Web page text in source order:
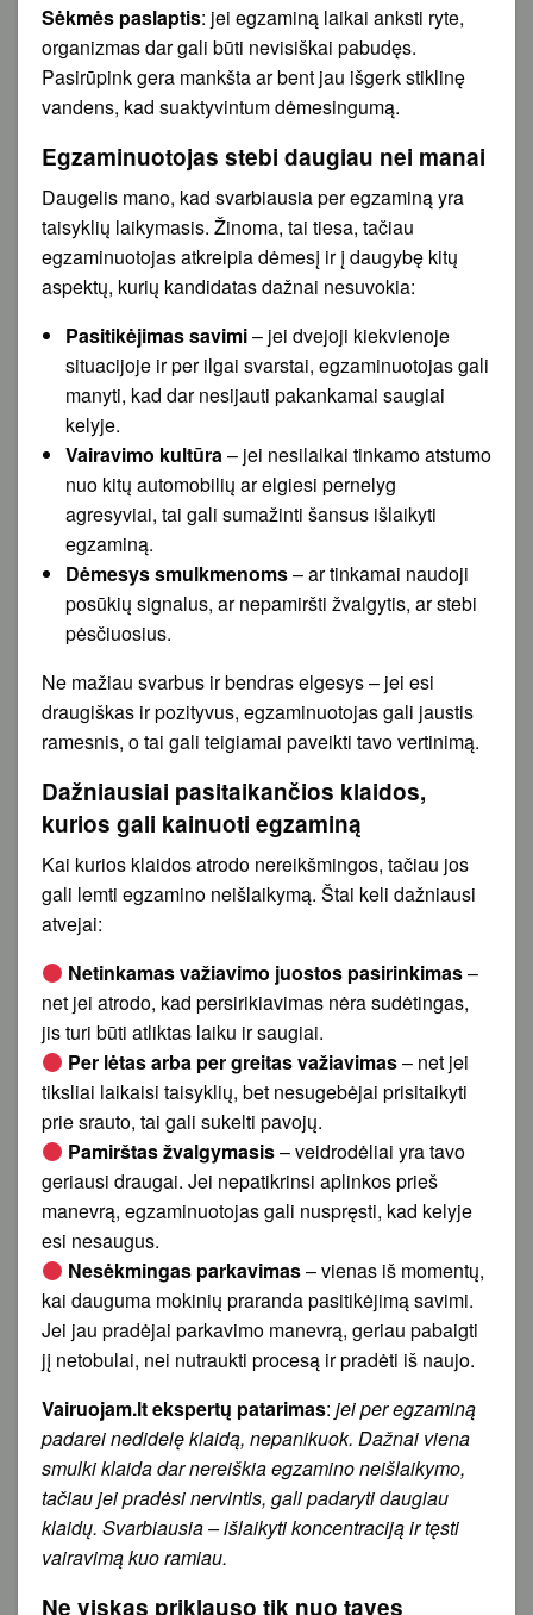
Sėkmės paslaptis: jei egzaminą laikai anksti ryte,
organizmas dar gali būti nevisiškai pabudęs.
Pasirūpink gera mankšta ar bent jau išgerk stiklinę
vandens, kad suaktyvintum dėmesingumą.
Egzaminuotojas stebi daugiau nei manai
Daugelis mano, kad svarbiausia per egzaminą yra
taisyklių laikymasis. Žinoma, tai tiesa, tačiau
egzaminuotojas atkreipia dėmesį ir į daugybę kitų
aspektų, kurių kandidatas dažnai nesuvokia:
Pasitikėjimas savimi– jei dvejoji kiekvienoje
situacijoje ir per ilgai svarstai, egzaminuotojas gali
manyti, kad dar nesijauti pakankamai saugiai
kelyje.
Vairavimo kultūra– jei nesilaikai tinkamo atstumo
nuo kitų automobilių ar elgiesi pernelyg
agresyviai, tai gali sumažinti šansus išlaikyti
egzaminą.
Dėmesys smulkmenoms– ar tinkamai naudoji
posūkių signalus, ar nepamiršti žvalgytis, ar stebi
pėsčiuosius.
Ne mažiau svarbus ir bendras elgesys – jei esi
draugiškas ir pozityvus, egzaminuotojas gali jaustis
ramesnis, o tai gali teigiamai paveikti tavo vertinimą.
Dažniausiai pasitaikančios klaidos,
kurios gali kainuoti egzaminą
Kai kurios klaidos atrodo nereikšmingos, tačiau jos
gali lemti egzamino neišlaikymą. Štai keli dažniausi
atvejai:
Netinkamas važiavimo juostos pasirinkimas–
net jei atrodo, kad persirikiavimas nėra sudėtingas,
jis turi būti atliktas laiku ir saugiai.
Per lėtas arba per greitas važiavimas– net jei
tiksliai laikaisi taisyklių, bet nesugebėjai prisitaikyti
prie srauto, tai gali sukelti pavojų.
Pamirštas žvalgymasis– veidrodėliai yra tavo
geriausi draugai. Jei nepatikrinsi aplinkos prieš
manevrą, egzaminuotojas gali nuspręsti, kad kelyje
esi nesaugus.
Nesėkmingas parkavimas– vienas iš momentų,
kai dauguma mokinių praranda pasitikėjimą savimi.
Jei jau pradėjai parkavimo manevrą, geriau pabaigti
jį netobulai, nei nutraukti procesą ir pradėti iš naujo.
Vairuojam.lt ekspertų patarimas: jei per egzaminą
padarei nedidelę klaidą, nepanikuok. Dažnai viena
smulki klaida dar nereiškia egzamino neišlaikymo,
tačiau jei pradėsi nervintis, gali padaryti daugiau
klaidų. Svarbiausia – išlaikyti koncentraciją ir tęsti
vairavimą kuo ramiau.
Ne viskas priklauso tik nuo tavęs